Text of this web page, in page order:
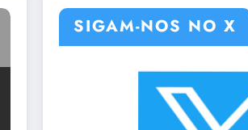
SIGAM-NOS NO X